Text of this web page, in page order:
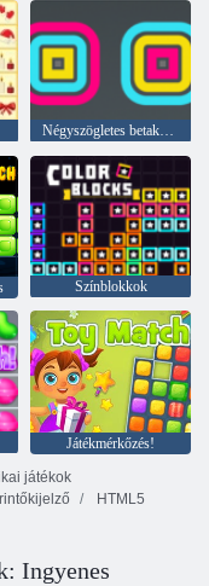
Négyszögletes betakarító
Színblokkok
Játékmérkőzés!
játékok
HTML5
Ingyenes